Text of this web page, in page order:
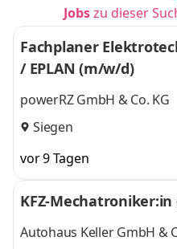
Jobszu dieser
Fachplaner
/ EPLAN (m/w/d)
powerRZ GmbH & Co. KG
Siegen
vor 9 Tagen
KFZ-
Autohaus Keller GmbH &